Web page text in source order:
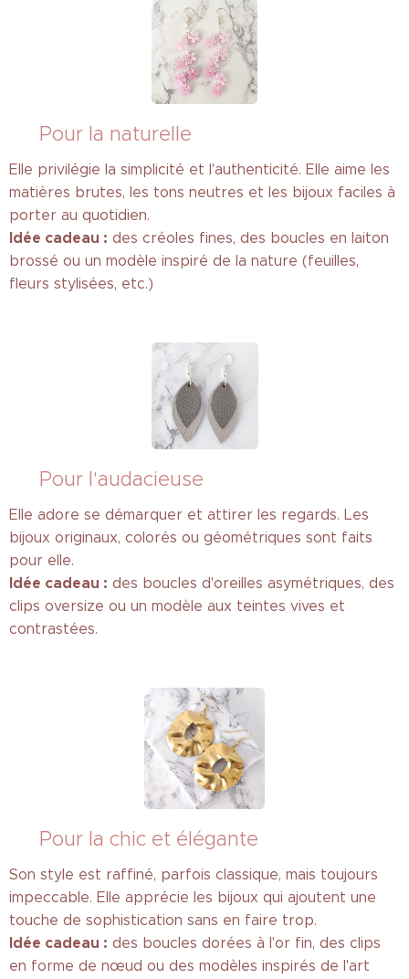
🌿 Pour la naturelle
Elle privilégie la simplicité et l'authenticité. Elle aime les
matières brutes, les tons neutres et les bijoux faciles à
porter au quotidien.
Idée cadeau : des créoles fines, des boucles en laiton
brossé ou un modèle inspiré de la nature (feuilles,
fleurs stylisées, etc.)
💃 Pour l'audacieuse
Elle adore se démarquer et attirer les regards. Les
bijoux originaux, colorés ou géométriques sont faits
pour elle.
Idée cadeau : des boucles d'oreilles asymétriques, des
clips oversize ou un modèle aux teintes vives et
contrastées.
💼 Pour la chic et élégante
Son style est raffiné, parfois classique, mais toujours
impeccable. Elle apprécie les bijoux qui ajoutent une
touche de sophistication sans en faire trop.
Idée cadeau : des boucles dorées à l'or fin, des clips
en forme de nœud ou des modèles inspirés de l'art